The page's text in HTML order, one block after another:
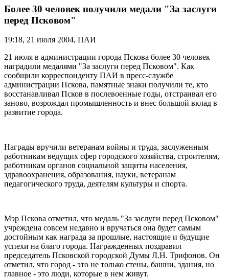
Более 30 человек получили медали "За заслуги
перед Псковом"
19:18, 21 июля 2004, ПАИ
21 июля в администрации города Пскова более 30 человек
наградили медалями "За заслуги перед Псковом". Как
сообщили корреспонденту ПАИ в пресс-службе
администрации Пскова, памятные знаки получили те, кто
восстанавливал Псков в послевоенные годы, отстраивал его
заново, возрождал промышленность и внес большой вклад в
развитие города.
Награды вручили ветеранам войны и труда, заслуженным
работникам ведущих сфер городского хозяйства, строителям,
работникам органов социальной защиты населения,
здравоохранения, образования, науки, ветеранам
педагогического труда, деятелям культуры и спорта.
Мэр Пскова отметил, что медаль "За заслуги перед Псковом"
учреждена совсем недавно и вручаться она будет самым
достойным как награда за прошлые, настоящие и будущие
успехи на благо города. Награжденных поздравил
председатель Псковской городской Думы Л.Н. Трифонов. Он
отметил, что город - это не только стены, башни, здания, но
главное - это люди, которые в нем живут.